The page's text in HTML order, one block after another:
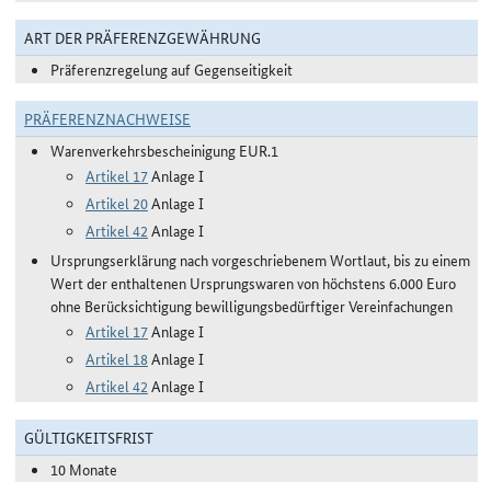
ART DER PRÄFERENZGEWÄHRUNG
Präferenzregelung auf Gegenseitigkeit
PRÄFERENZNACHWEISE
Warenverkehrsbescheinigung EUR.1
Artikel 17Anlage I
Artikel 20Anlage I
Artikel 42 Anlage I
Ursprungserklärung nach vorgeschriebenem Wortlaut, bis zu einem
Wert der enthaltenen Ursprungswaren von höchstens 6.000 Euro
ohne Berücksichtigung bewilligungsbedürftiger Vereinfachungen
Artikel 17Anlage I
Artikel 18Anlage I
Artikel 42 Anlage I
GÜLTIGKEITSFRIST
10 Monate